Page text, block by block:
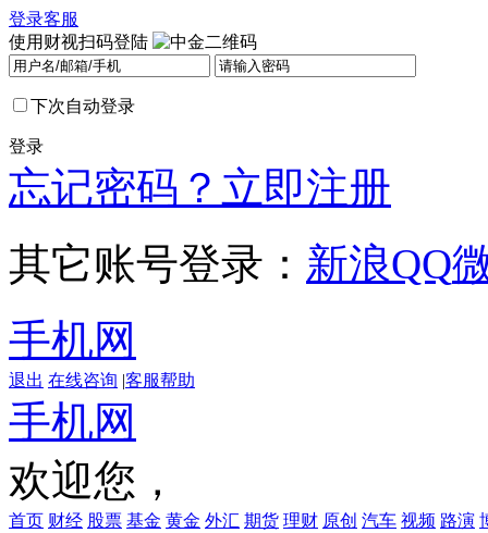
登录客服
使用财视扫码登陆
下次自动登录
登录
忘记密码？ 立即注册
其它账号登录： 新浪QQ
手机网
退出 在线咨询 |客服帮助
手机网
欢迎您，
首页 财经 股票 基金 黄金 外汇 期货 理财 原创 汽车 视频 路演